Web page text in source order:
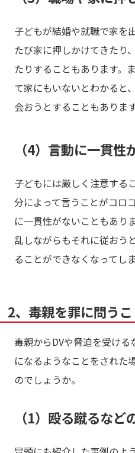
子どもが結婚や就職で家を
たび家に押しかけてきたり
たりすることもあります。
て家にもいないとわかると
会おうとすることもあります
（4）言動に一貫性
子どもには厳しく注意する
分によって言うことがコロ
に一貫性がないこともあり
乱しながらもそれに従おう
ることができなくなってし
2、毒親を罪に問う
毒親からDVや脅迫を受け
になるようなことをされた
のでしょうか。
（1）殴る蹴るな